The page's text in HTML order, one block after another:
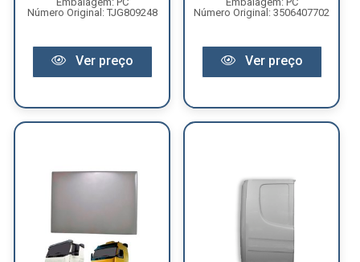
Número Original: TJG809248
Ver preço
Número Original: 3506407702
Ver preço